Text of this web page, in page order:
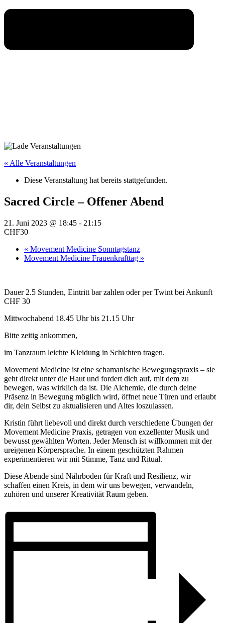
« Alle Veranstaltungen
Diese Veranstaltung hat bereits stattgefunden.
Sacred Circle – Offener Abend
21. Juni 2023 @ 18:45 - 21:15
CHF30
« Movement Medicine Sonntagstanz
Movement Medicine Frauenkrafttag »
Dauer 2.5 Stunden, Eintritt bar zahlen oder per Twint bei Ankunft
CHF 30
Mittwochabend 18.45 Uhr bis 21.15 Uhr
Bitte zeitig ankommen,
im Tanzraum leichte Kleidung in Schichten tragen.
Movement Medicine ist eine schamanische Bewegungspraxis – sie
geht direkt unter die Haut und fordert dich auf, mit dem zu
bewegen, was wirklich da ist. Die Alchemie, die durch deine
Präsenz in Bewegung möglich wird, öffnet neue Türen und erlaubt
dir, dein Selbst zu aktualisieren und Altes loszulassen.
Kristin führt liebevoll und direkt durch verschiedene Übungen der
Movement Medicine Praxis, getragen von exzellenter Musik und
bewusst gewählten Worten. Jeder Mensch ist willkommen mit der
ureigenen Körpersprache. In einem geschützten Rahmen
experimentieren wir mit Stimme, Tanz und Ritual.
Diese Abende sind Nährboden für Kraft und Resilienz, wir
schaffen einen Kreis, in dem wir uns bewegen, verwandeln,
zuhören und unserer Kreativität Raum geben.